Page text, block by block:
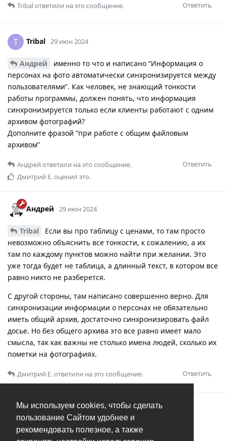
Мы используем cookies, чтобы сделать
пользование Сайтом удобнее и
рекомендовать полезное, а также
Ответить
Tribalответили на это сообщение.
T Tribal 29 июн 2024
Андрей
именно то что и написано “Информация о
персонах на фото автоматически синхронизируется между
пользователями”. Как человек, не знающий тонкости
работы программы, должен понять, что информация
синхронизируется только если клиенты работают с одним
архивом фотографий?
Дополните фразой “при работе с общим файловым
архивом”
Ответить
Андрейответили на это сообщение.
Дмитрий Е.оценил это.
Андрей 29 июн 2024
Tribal
Если вы про таблицу с ценами, то там просто
невозможно объяснить все тонкости, к сожалению, а их
там по каждому пунктов можно найти при желании. Это
уже тогда будет не таблица, а длинный текст, в котором все
равно никто не разберется.
С другой стороны, там написано совершенно верно. Для
синхронизации информации о персонах не обязательно
иметь общий архив, достаточно синхронизировать файл
досье. Но без общего архива это все равно имеет мало
смысла, так как важны не столько имена людей, сколько их
пометки на фотографиях.
Ответить
Дмитрий Е.ответили на это сообщение.
МЕСЯЦ СПУСТЯ
сообщение было перемещено в